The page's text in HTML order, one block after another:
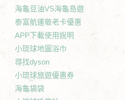
海龜豆油VS海龜島遊
泰富航運敬老卡優惠
APP下載使用說明
小琉球地圖浴巾
尋找dyson
小琉球旅遊優惠券
海龜袋袋